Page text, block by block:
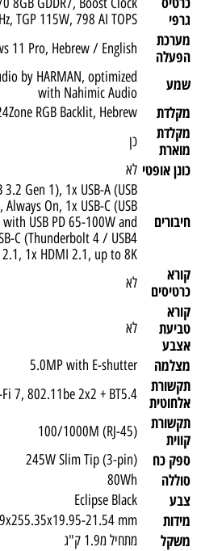
גרפי
TGP 115W, 798 AI TOPS
מערכת
הפעלה
11 Pro, Hebrew / English
שמע
by HARMAN, optimized
with Nahimic Audio
מקלדת RGB Backlit, Hebrew
מקלדת
מוארת
כן
כונן אופטי לא
חיבורים
3.2 Gen 1), 1x USB-A (USB
On, 1x USB-C (USB
USB PD 65-100W and
C (Thunderbolt 4 / USB4
1x HDMI 2.1, up to 8K/
קורא
כרטיסים
לא
קורא
טביעת
אצבע
לא
מצלמה 5.0MP with E-shutter
תקשורת
אלחוטית
7, 802.11be 2x2 + BT5.4
תקשורת
קווית
100/1000M (RJ-45)
ספק כח 245W Slim Tip (3-pin)
סוללה 80Wh
צבע Eclipse Black
מידות 21.54 mm
משקל מתחיל מ1.9 ק"ג